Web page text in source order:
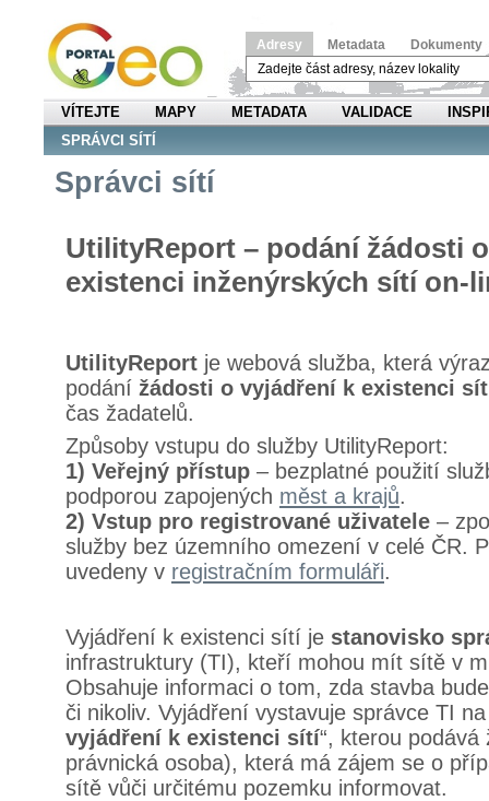
Adresy Metadata Dokumenty
VÍTEJTE MAPY METADATA VALIDACE
SPRÁVCI SÍTÍ
Správci sítí
UtilityReport – podání žádosti
existenci inženýrských sítí on-
UtilityReport je webová služba, která
podání žádosti o vyjádření k existenci
čas žadatelů.
Způsoby vstupu do služby UtilityReport:
1) Veřejný přístup – bezplatné použití
podporou zapojených měst a krajů.
2) Vstup pro registrované uživatele –
služby bez územního omezení v celé ČR.
uvedeny v registračním formuláři.
Vyjádření k existenci sítí je stanovisko
infrastruktury (TI), kteří mohou mít sítě v
Obsahuje informaci o tom, zda stavba
či nikoliv. Vyjádření vystavuje správce TI na
vyjádření k existenci sítí“, kterou
právnická osoba), která má zájem se o
sítě vůči určitému pozemku informovat.